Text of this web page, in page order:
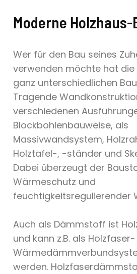
Moderne
Wer für den Bau seines
verwenden möchte hat die
ganz unterschiedlichen
Tragende
verschiedenen
Blockbohlenbauweise, als
Massivwandsystem,
Holztafel-, -ständer und
Dabei überzeugt der
Wärmeschutz und
feuchtigkeitsregulierender
Auch als Dämmstoff ist
und kann z.B. als Holzfaser-
werden.